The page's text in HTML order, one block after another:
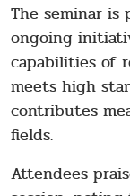
The seminar is
ongoing
capabilities of
meets high
contributes
fields.
Attendees